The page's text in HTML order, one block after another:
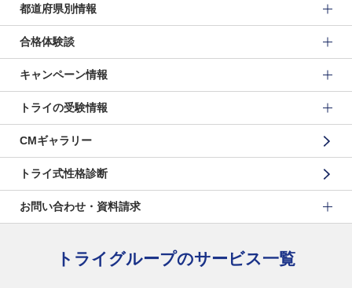
都道府県別情報
合格体験談
キャンペーン情報
トライの受験情報
CMギャラリー
トライ式性格診断
お問い合わせ・資料請求
トライグループのサービス一覧